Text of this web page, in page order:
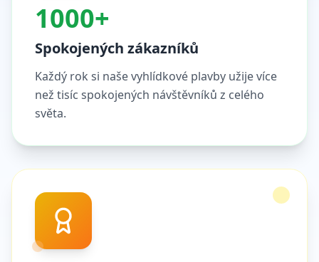
1000+
Spokojených zákazníků
Každý rok si naše vyhlídkové plavby užije více
než tisíc spokojených návštěvníků z celého
světa.